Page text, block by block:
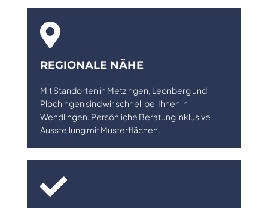

REGIONALE NÄHE
Mit Standorten in Metzingen, Leonberg und
Plochingen sind wir schnell bei Ihnen in
Wendlingen. Persönliche Beratung inklusive
Ausstellung mit Musterflächen.
